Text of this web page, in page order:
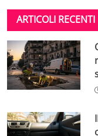
ARTICOLI RECENTI